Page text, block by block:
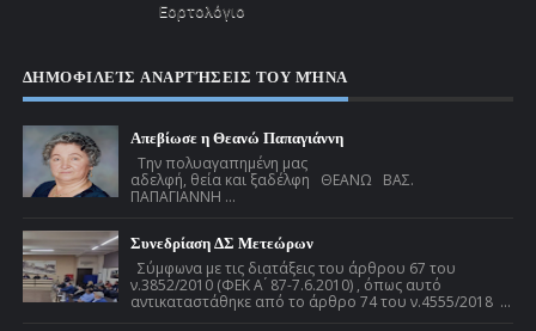
Εορτολόγιο
ΔΗΜΟΦΙΛΕΊΣ ΑΝΑΡΤΉΣΕΙΣ ΤΟΥ ΜΉΝΑ
Απεβίωσε η Θεανώ Παπαγιάννη
Την πολυαγαπημένη μας
αδελφή, θεία και ξαδέλφη ΘΕΑΝΩ ΒΑΣ.
ΠΑΠΑΓΙΑΝΝΗ ...
Συνεδρίαση ΔΣ Μετεώρων
Σύμφωνα με τις διατάξεις του άρθρου 67 του
ν.3852/2010 (ΦΕΚ Α ́ 87-7.6.2010) , όπως αυτό
αντικαταστάθηκε από το άρθρο 74 του ν.4555/2018 ...